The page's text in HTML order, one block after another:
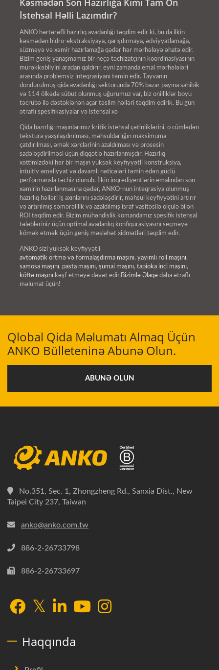
Kəsmədən Son Hazırlığa Kimi Tam Ön
İstehsal Həlli Lazımdır?
ANKO hərtərəfli hazırlıq avadanlığı təqdim edir ki, bu da ilkin
kəsmədən hidro-ekstraksiyaya, qarışdırmaya, ədviyyatlamağa,
süzməyə və xəmir hazırlamağa qədər hər mərhələyə əhatə edir.
Bizim geniş yanaşmamız bir neçə təchizatçının koordinasiyasının
mürəkkəbliyini aradan qaldırır, eyni zamanda emal mərhələləri
arasında problemsiz inteqrasiyanı təmin edir. Tayvanın
dondurulmuş qida avadanlığı sektorunda 70% bazar payına sahibik
və 114 ölkədə sübut olunmuş uğurumuz var, biz onilliklər boyu
təcrübə ilə dəstəklənən açar təslim həlləri təqdim edirik. Bu gün
ətraflı spesifikasiyalar və istehsal xə
Qida hazırlığı maşınlarımız kritik istehsal çətinliklərini, o cümlədən
tekstura yaxşılaşdırılması, məhsuldarlığın maksimuma
çatdırılması, əmək xərclərinin azaldılması və prosesin
sadələşdirilməsi üçün diqqətlə hazırlanmışdır. Hazırlıq
xəttimizdəki hər bir maşın yüksək keyfiyyətli konstruksiya,
intuitiv əməliyyat və davamlı nəticələri təmin edən güclü
performansla təchiz olunub. İlkin inqrediyentlərin emalından son
xəmirin hazırlanmasına qədər, ANKO-nun inteqrasiya olunmuş
hazırlıq həlləri iş axınlarını sadələşdirir, məhsul keyfiyyətini artırır
və artırılmış səmərəlilik və azaldılmış israf vasitəsilə ölçülə bilən
ROI təqdim edir. Bizim mühəndislik komandamız spesifik istehsal
tələbləriniz üçün optimal avadanlıq konfiqurasiyasını seçməyə
kömək etmək üçün geniş məsləhət xidmətləri təqdim edir.
ANKO sizi yüksək keyfiyyətli
avtomatik örtmə və formalaşdırma maşını, yayımlı roll maşını,
samosa maşını, pasta maşını, şumai maşını, tapioka inci maşını,
köftə maşını kəşf etməyə dəvət edir.Bizimlə Əlaqə daha ətraflı
məlumat üçün!
Qlobal Qida Məlumatı Almaq Üçün
ANKO Bülleteninə Abunə Olun.
ABUNƏ OLUN
No.351, Sec. 1, Zhongzheng Rd., Sanxia Dist., New
Taipei City 237, Taiwan
anko@anko.com.tw
886-2-26733798
886-2-26733697
Haqqında